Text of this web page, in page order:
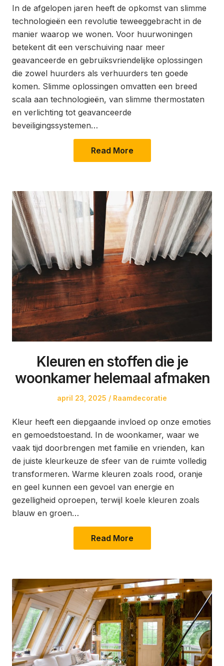
In de afgelopen jaren heeft de opkomst van slimme
technologieën een revolutie teweeggebracht in de
manier waarop we wonen. Voor huurwoningen
betekent dit een verschuiving naar meer
geavanceerde en gebruiksvriendelijke oplossingen
die zowel huurders als verhuurders ten goede
komen. Slimme oplossingen omvatten een breed
scala aan technologieën, van slimme thermostaten
en verlichting tot geavanceerde
beveiligingssystemen…
Read More
Kleuren en stoffen die je
woonkamer helemaal afmaken
Posted
april 23, 2025
Posted
Raamdecoratie
Kleur heeft een diepgaande invloed op onze emoties
en gemoedstoestand. In de woonkamer, waar we
vaak tijd doorbrengen met familie en vrienden, kan
de juiste kleurkeuze de sfeer van de ruimte volledig
transformeren. Warme kleuren zoals rood, oranje
en geel kunnen een gevoel van energie en
gezelligheid oproepen, terwijl koele kleuren zoals
blauw en groen…
Read More